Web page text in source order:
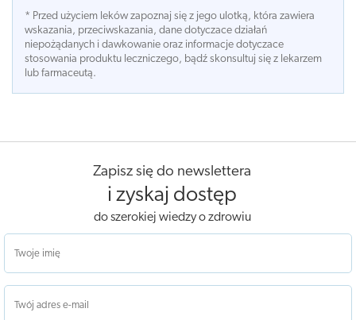
* Przed użyciem leków zapoznaj się z jego ulotką, która zawiera
wskazania, przeciwskazania, dane dotyczace działań
niepożądanych i dawkowanie oraz informacje dotyczace
stosowania produktu leczniczego, bądź skonsultuj się z lekarzem
lub farmaceutą.
Zapisz się do newslettera
i zyskaj dostęp
do szerokiej wiedzy o zdrowiu